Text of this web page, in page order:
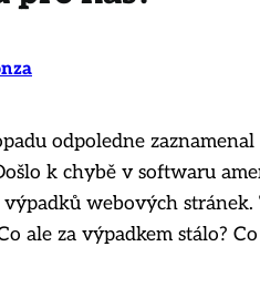
odpoledne
k chybě v softwaru
webových
ale za výpadkem stálo?